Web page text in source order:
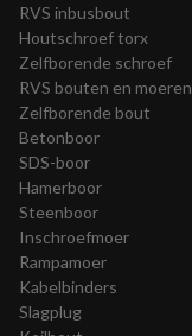
RVS inbusbout
Houtschroef torx
Zelfborende schroef
RVS bouten en moeren
Zelfborende bout
Betonboor
SDS-boor
Hamerboor
Steenboor
Inschroefmoer
Rampamoer
Kabelbinders
Slagplug